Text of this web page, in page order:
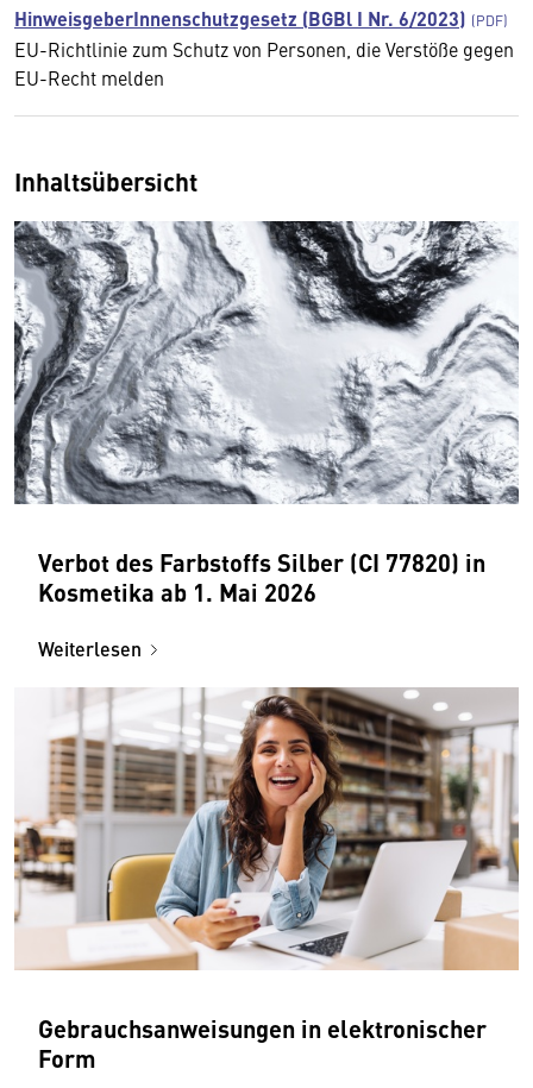
HinweisgeberInnenschutzgesetz (BGBl I Nr. 6/2023)
EU-Richtlinie zum Schutz von Personen, die Verstöße gegen
EU-Recht melden
Inhaltsübersicht
Verbot des Farbstoffs Silber (CI 77820) in
Kosmetika ab 1. Mai 2026
Weiterlesen
Gebrauchsanweisungen in elektronischer
Form